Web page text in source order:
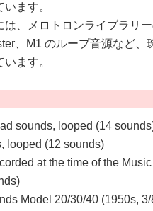
ます。
は、メロトロンライブラリ
、M1 のループ音源など、
ます。
sounds, looped (14
looped (12 sounds)
at the time of the
Model 20/30/40 (1950s,